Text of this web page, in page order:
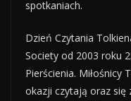
spotkaniach.
Dzień Czytania
Society od 2003 roku
Pierścienia. Miłośnicy
okazji czytają oraz się